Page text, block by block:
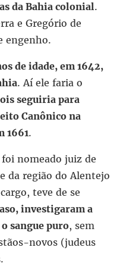
da Bahia colonial.
e Gregório de
engenho.
de idade, em 1642,
. Aí ele faria o
seguiria para
Canônico na
1661.
nomeado juiz de
da região do Alentejo
teve de se
investigaram a
sangue puro, sem
novos (judeus